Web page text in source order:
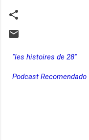
"les histoires de 28"
Podcast Recomendado